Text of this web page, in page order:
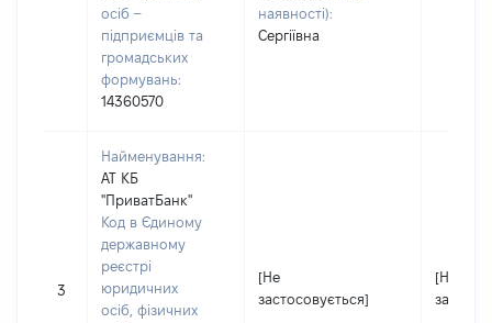
осіб –
підприємців та
громадських
формувань:
14360570
наявності):
Сергіївна
3
Найменування:
АТ КБ
"ПриватБанк"
Код в Єдиному
державному
реєстрі
юридичних
осіб, фізичних
[Не
застосовується]
[Не